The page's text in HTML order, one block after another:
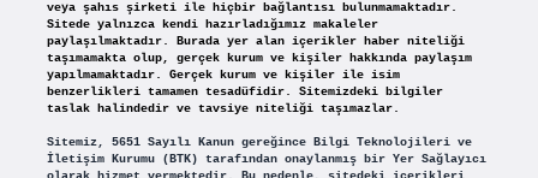
veya şahıs şirketi ile hiçbir bağlantısı bulunmamaktadır.
Sitede yalnızca kendi hazırladığımız makaleler
paylaşılmaktadır. Burada yer alan içerikler haber niteliği
taşımamakta olup, gerçek kurum ve kişiler hakkında paylaşım
yapılmamaktadır. Gerçek kurum ve kişiler ile isim
benzerlikleri tamamen tesadüfidir. Sitemizdeki bilgiler
taslak halindedir ve tavsiye niteliği taşımazlar.
Sitemiz, 5651 Sayılı Kanun gereğince Bilgi Teknolojileri ve
İletişim Kurumu (BTK) tarafından onaylanmış bir Yer Sağlayıcı